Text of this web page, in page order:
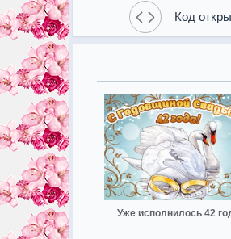
Код
Уже исполнилось 42